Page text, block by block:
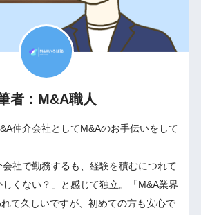
者：M&A職人
仲介会社としてM&Aのお手伝いをして
社で勤務するも、経験を積むにつれて
しくない？」と感じて独立。「M&A業界
て久しいですが、初めての方も安心で